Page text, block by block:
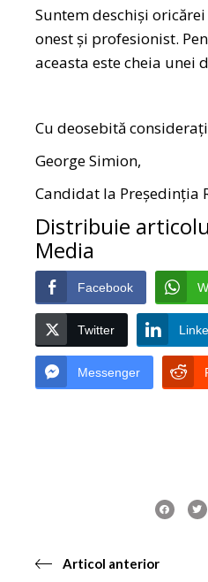
Suntem deschiși
onest și profesionist.
aceasta este cheia unei
Cu deosebită
George Simion,
Candidat la Președinția
Distribuie
Media
Facebook
Twitter
Messenger
Articol anterior